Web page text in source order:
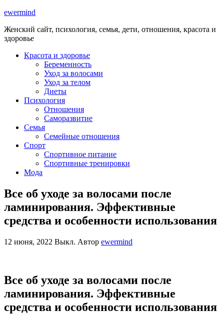
ewermind
Женский сайт, психология, семья, дети, отношения, красота и
здоровье
Красота и здоровье
Беременность
Уход за волосами
Уход за телом
Диеты
Психология
Отношения
Саморазвитие
Семья
Семейные отношения
Спорт
Спортивное питание
Спортивные тренировки
Мода
Все об уходе за волосами после
ламинирования. Эффективные
средства и особенности использования
12 июня, 2022 Выкл. Автор ewermind
Все об уходе за волосами после
ламинирования. Эффективные
средства и особенности использования